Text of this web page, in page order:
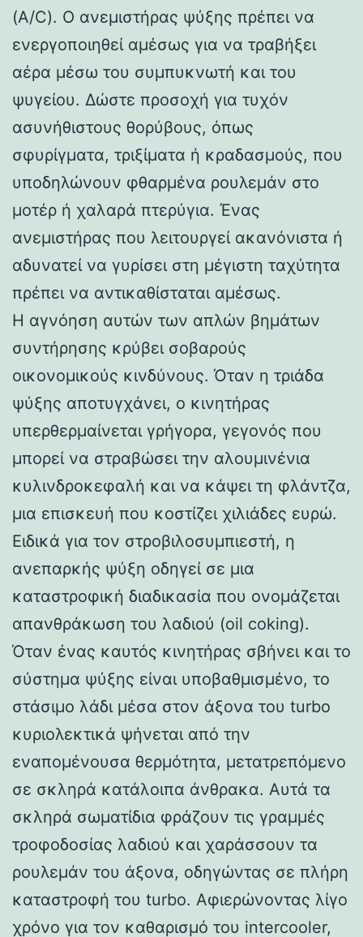
(A/C). Ο ανεμιστήρας ψύξης πρέπει να
ενεργοποιηθεί αμέσως για να τραβήξει
αέρα μέσω του συμπυκνωτή και του
ψυγείου. Δώστε προσοχή για τυχόν
ασυνήθιστους θορύβους, όπως
σφυρίγματα, τριξίματα ή κραδασμούς, που
υποδηλώνουν φθαρμένα ρουλεμάν στο
μοτέρ ή χαλαρά πτερύγια. Ένας
ανεμιστήρας που λειτουργεί ακανόνιστα ή
αδυνατεί να γυρίσει στη μέγιστη ταχύτητα
πρέπει να αντικαθίσταται αμέσως.
Η αγνόηση αυτών των απλών βημάτων
συντήρησης κρύβει σοβαρούς
οικονομικούς κινδύνους. Όταν η τριάδα
ψύξης αποτυγχάνει, ο κινητήρας
υπερθερμαίνεται γρήγορα, γεγονός που
μπορεί να στραβώσει την αλουμινένια
κυλινδροκεφαλή και να κάψει τη φλάντζα,
μια επισκευή που κοστίζει χιλιάδες ευρώ.
Ειδικά για τον στροβιλοσυμπιεστή, η
ανεπαρκής ψύξη οδηγεί σε μια
καταστροφική διαδικασία που ονομάζεται
απανθράκωση του λαδιού (oil coking).
Όταν ένας καυτός κινητήρας σβήνει και το
σύστημα ψύξης είναι υποβαθμισμένο, το
στάσιμο λάδι μέσα στον άξονα του turbo
κυριολεκτικά ψήνεται από την
εναπομένουσα θερμότητα, μετατρεπόμενο
σε σκληρά κατάλοιπα άνθρακα. Αυτά τα
σκληρά σωματίδια φράζουν τις γραμμές
τροφοδοσίας λαδιού και χαράσσουν τα
ρουλεμάν του άξονα, οδηγώντας σε πλήρη
καταστροφή του turbo. Αφιερώνοντας λίγο
χρόνο για τον καθαρισμό του intercooler,